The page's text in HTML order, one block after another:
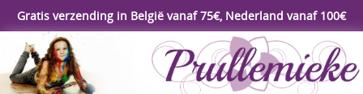
Gratis verzending in België vanaf 75€, Nederland vanaf 100€